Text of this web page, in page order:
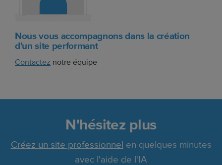
Nous vous accompagnons dans la création
d'un site performant
Contactez notre équipe
N'hésitez plus
Créez un site professionnel en quelques minutes
avec l'aide de l'IA